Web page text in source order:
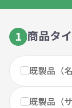
1 商品タ
既製品（
既製品（